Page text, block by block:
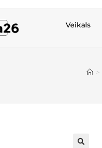
Veikals
>